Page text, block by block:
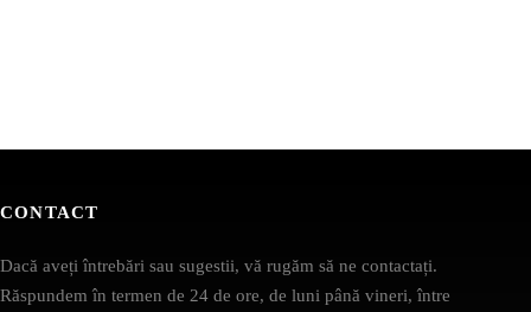
CONTACT
Dacă aveți întrebări sau sugestii, vă rugăm să ne contactați.
Răspundem în termen de 24 de ore, de luni până vineri, între